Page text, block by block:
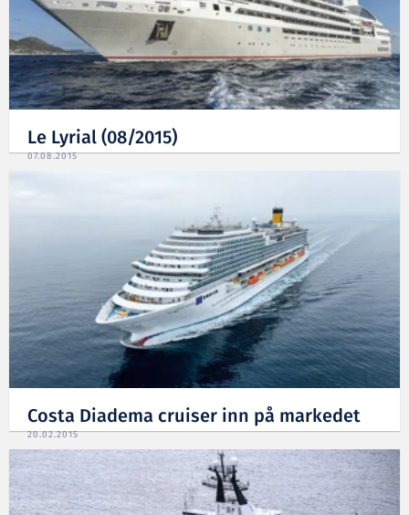
Le Lyrial (08/2015)
07.08.2015
Costa Diadema cruiser inn på markedet
20.02.2015